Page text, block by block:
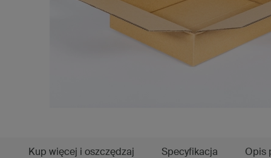
Kup więcej i oszczędzaj Specyfikacja Opis